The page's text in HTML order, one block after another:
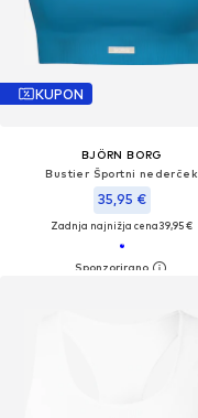
KUPON
BJÖRN BORG
Bustier Športni nederček
35,95 €
Zadnja najnižja cena39,95 €